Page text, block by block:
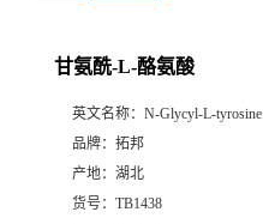
甘氨酰-L-酪氨酸
英文名称： N-Glycyl-L-tyrosine
品牌： 拓邦
产地： 湖北
货号： TB1438